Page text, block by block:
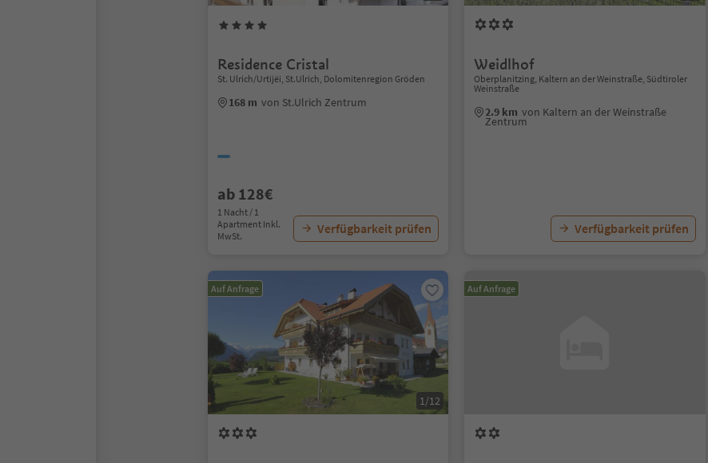
Residence Cristal
St. Ulrich/Urtijëi, St.Ulrich, Dolomitenregion Gröden
168 m von St.Ulrich Zentrum
ab 128€
1 Nacht / 1
Apartment Inkl.
MwSt.
Verfügbarkeit prüfen
Weidlhof
Oberplanitzing, Kaltern an der Weinstraße, Südtiroler
Weinstraße
2.9 km von Kaltern an der Weinstraße
Zentrum
Verfügbarkeit prüfen
Auf Anfrage
1/12
Auf Anfrage